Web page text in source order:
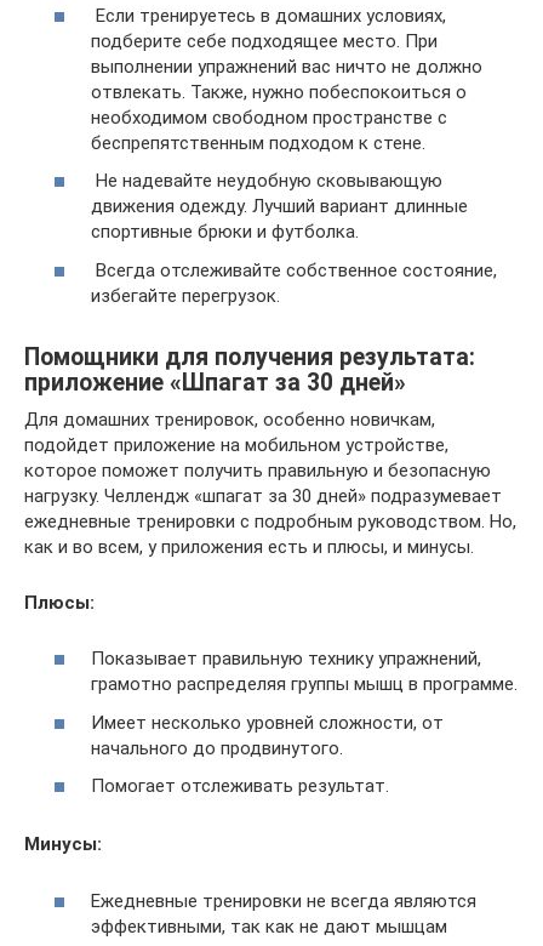
Если тренируетесь в домашних условиях,
подберите себе подходящее место. При
выполнении упражнений вас ничто не должно
отвлекать. Также, нужно побеспокоиться о
необходимом свободном пространстве с
беспрепятственным подходом к стене.
Не надевайте неудобную сковывающую
движения одежду. Лучший вариант длинные
спортивные брюки и футболка.
Всегда отслеживайте собственное состояние,
избегайте перегрузок.
Помощники для получения результата:
приложение «Шпагат за 30 дней»
Для домашних тренировок, особенно новичкам,
подойдет приложение на мобильном устройстве,
которое поможет получить правильную и безопасную
нагрузку. Челлендж «шпагат за 30 дней» подразумевает
ежедневные тренировки с подробным руководством. Но,
как и во всем, у приложения есть и плюсы, и минусы.
Плюсы:
Показывает правильную технику упражнений,
грамотно распределяя группы мышц в программе.
Имеет несколько уровней сложности, от
начального до продвинутого.
Помогает отслеживать результат.
Минусы:
Ежедневные тренировки не всегда являются
эффективными, так как не дают мышцам